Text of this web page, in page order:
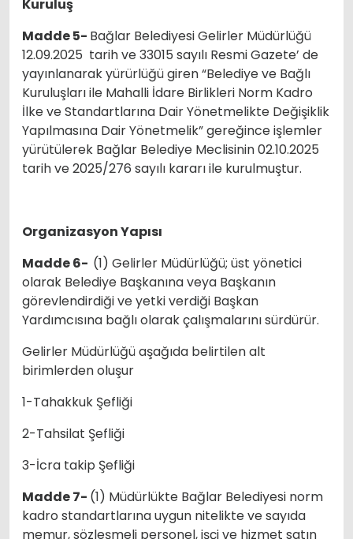
Kuruluş
Madde 5- Bağlar Belediyesi Gelirler Müdürlüğü
12.09.2025 tarih ve 33015 sayılı Resmi Gazete’ de
yayınlanarak yürürlüğü giren “Belediye ve Bağlı
Kuruluşları ile Mahalli İdare Birlikleri Norm Kadro
İlke ve Standartlarına Dair Yönetmelikte Değişiklik
Yapılmasına Dair Yönetmelik” gereğince işlemler
yürütülerek Bağlar Belediye Meclisinin 02.10.2025
tarih ve 2025/276 sayılı kararı ile kurulmuştur.
Organizasyon Yapısı
Madde 6- (1) Gelirler Müdürlüğü; üst yönetici
olarak Belediye Başkanına veya Başkanın
görevlendirdiği ve yetki verdiği Başkan
Yardımcısına bağlı olarak çalışmalarını sürdürür.
Gelirler Müdürlüğü aşağıda belirtilen alt
birimlerden oluşur
1-Tahakkuk Şefliği
2-Tahsilat Şefliği
3-İcra takip Şefliği
Madde 7- (1) Müdürlükte Bağlar Belediyesi norm
kadro standartlarına uygun nitelikte ve sayıda
memur, sözleşmeli personel, işçi ve hizmet satın